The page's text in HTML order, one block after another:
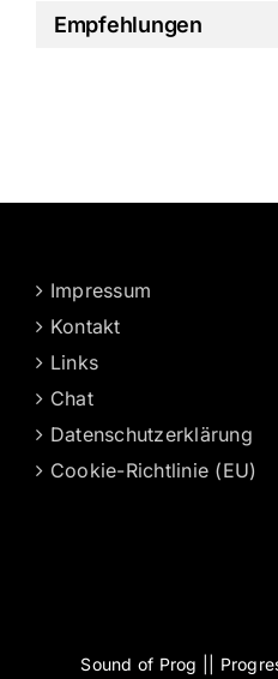
Empfehlungen
Impressum
Kontakt
Links
Chat
Datenschutzerklärung
Cookie-Richtlinie (EU)
Sound of Prog ||